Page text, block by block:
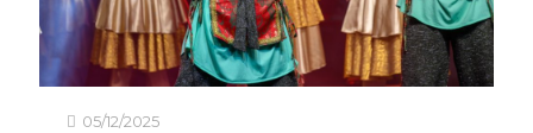
05/12/2025